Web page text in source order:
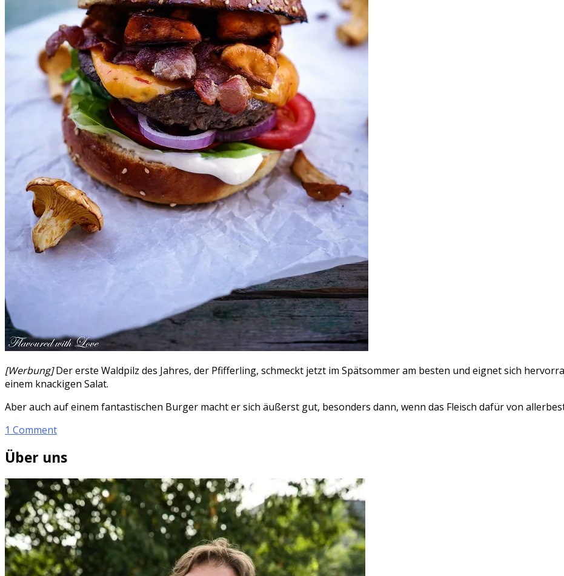
[Werbung]Der erste Waldpilz des Jahres, der Pfifferling, schmeckt jetzt im Spätsommer am besten und eignet sich
einem knackigen Salat.
Aber auch auf einem fantastischen Burger macht er sich äußerst gut, besonders dann, wenn das Fleisch dafür von
1 Comment
Über uns